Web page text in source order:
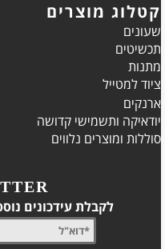
קטלוג מוצרים
שעונים
תכשיטים
מתנות
ציוד למטייל
ארנקים
יודאיקה ותשמישי קדושה
סוללות ומוצרים נלווים
לקבלת עידכונים